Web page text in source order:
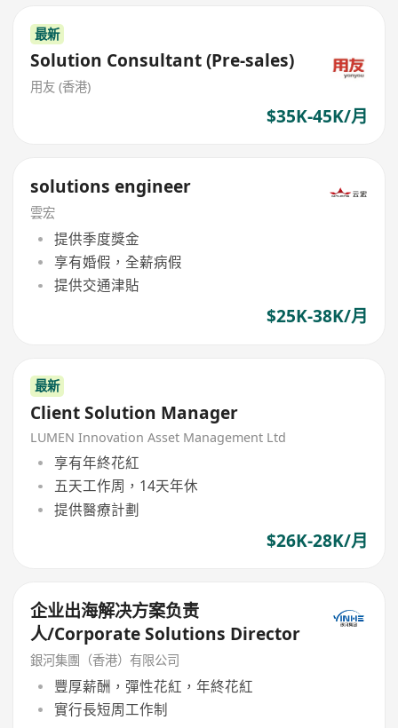
最新
Solution Consultant (Pre-sales)
用友 (香港)
$35K-45K/月
solutions engineer
雲宏
提供季度獎金
享有婚假，全薪病假
提供交通津貼
$25K-38K/月
最新
Client Solution Manager
LUMEN Innovation Asset Management Ltd
享有年終花紅
五天工作周，14天年休
提供醫療計劃
$26K-28K/月
企业出海解决方案负责
人/Corporate Solutions Director
銀河集團（香港）有限公司
豐厚薪酬，彈性花紅，年終花紅
實行長短周工作制